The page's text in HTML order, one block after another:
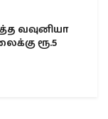
வவுனியா
ரூ.5